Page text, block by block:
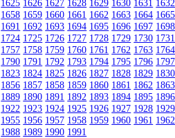
1625 1626 1627 1628 1629 1630 1631 1632
1658 1659 1660 1661 1662 1663 1664 1665
1691 1692 1693 1694 1695 1696 1697 1698
1724 1725 1726 1727 1728 1729 1730 1731
1757 1758 1759 1760 1761 1762 1763 1764
1790 1791 1792 1793 1794 1795 1796 1797
1823 1824 1825 1826 1827 1828 1829 1830
1856 1857 1858 1859 1860 1861 1862 1863
1889 1890 1891 1892 1893 1894 1895 1896
1922 1923 1924 1925 1926 1927 1928 1929
1955 1956 1957 1958 1959 1960 1961 1962
1988 1989 1990 1991